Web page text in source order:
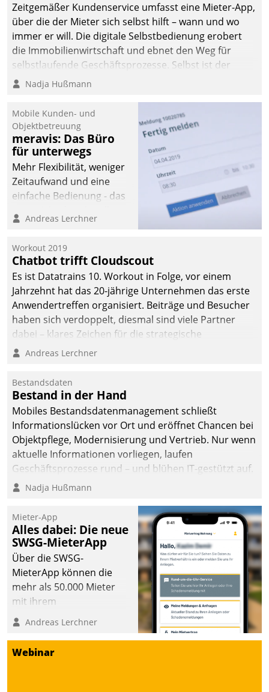
Zeitgemäßer Kundenservice umfasst eine Mieter-App,
über die der Mieter sich selbst hilft – wann und wo
immer er will. Die digitale Selbstbedienung erobert
die Immobilienwirtschaft und ebnet den Weg für
selbstlaufende Geschäftsprozesse. Selbst ist der
Kunde und smart der Serviceanbieter.
Nadja Hußmann
Mobile Kunden- und
Objektbetreuung
meravis: Das Büro
für unterwegs
Mehr Flexibilität, weniger
Zeitaufwand und eine
einfache Bedienung - das
Cockpit für mobile
Datatrain. Die meravis
Wohnungsbau- und
Immobilien GmbH hat
sich dabei für den Betrieb
der Lösung über die SAP
Cloud Platform
entschieden - als erstes
Unternehmen am
Andreas Lerchner
Workout 2019
Chatbot trifft Cloudscout
Es ist Datatrains 10. Workout in Folge, vor einem
Jahrzehnt hat das 20-jährige Unternehmen das erste
Anwendertreffen organisiert. Beiträge und Besucher
haben sich verdoppelt, diesmal sind viele Partner
dabei – klares Zeichen für die strategische
Fokussierung auf den Kunden.
Andreas Lerchner
Bestandsdaten
Bestand in der Hand
Mobiles Bestandsdatenmanagement schließt
Informationslücken vor Ort und eröffnet Chancen bei
Objektpflege, Modernisierung und Vertrieb. Nur wenn
aktuelle Informationen vorliegen, laufen
Geschäftsprozesse rund – und blühen IT-gestützt auf.
Nadja Hußmann
Mieter-App
Alles dabei: Die neue
SWSG-MieterApp
Über die SWSG-
MieterApp können die
mehr als 50.000 Mieter
mit ihrem
Wohnungsunternehmen
kommunizieren, auf dem
Laufenden bleiben, Daten
einsehen und ändern
Andreas Lerchner
Webinar